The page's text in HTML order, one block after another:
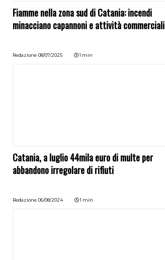
Fiamme nella zona sud di Catania: incendi
minacciano capannoni e attività commerciali
Redazione 08/07/2025 1 min
Catania, a luglio 44mila euro di multe per
abbandono irregolare di rifiuti
Redazione 06/08/2024 1 min